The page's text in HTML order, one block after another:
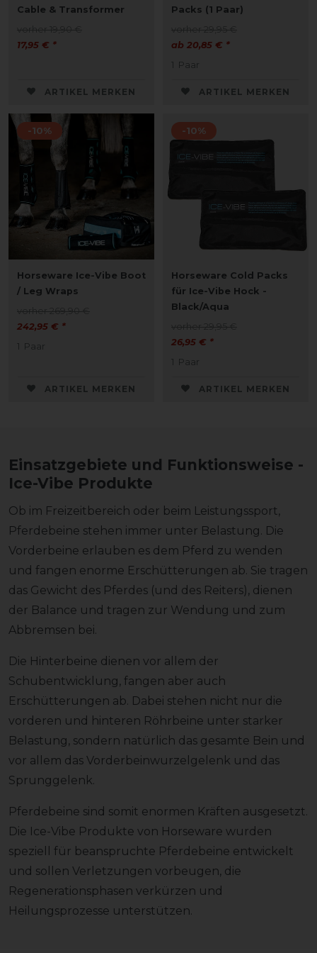
Cable & Transformer
17,95 € *
ARTIKEL MERKEN
Packs (1 Paar)
ab 20,85 € *
1 Paar
ARTIKEL MERKEN
-10%
Horseware Ice-Vibe Boot
/ Leg Wraps
242,95 € *
1 Paar
ARTIKEL MERKEN
-10%
Horseware Cold Packs
für Ice-Vibe Hock -
Black/Aqua
26,95 € *
1 Paar
ARTIKEL MERKEN
Einsatzgebiete und Funktionsweise -
Ice-Vibe Produkte
Ob im Freizeitbereich oder beim Leistungssport,
Pferdebeine stehen immer unter Belastung. Die
Vorderbeine erlauben es dem Pferd zu wenden
und fangen enorme Erschütterungen ab. Sie tragen
das Gewicht des Pferdes (und des Reiters), dienen
der Balance und tragen zur Wendung und zum
Abbremsen bei.
Die Hinterbeine dienen vor allem der
Schubentwicklung, fangen aber auch
Erschütterungen ab. Dabei stehen nicht nur die
vorderen und hinteren Röhrbeine unter starker
Belastung, sondern natürlich das gesamte Bein und
vor allem das Vorderbeinwurzelgelenk und das
Sprunggelenk.
Pferdebeine sind somit enormen Kräften ausgesetzt.
Die Ice-Vibe Produkte von Horseware wurden
speziell für beanspruchte Pferdebeine entwickelt
und sollen Verletzungen vorbeugen, die
Regenerationsphasen verkürzen und
Heilungsprozesse unterstützen.